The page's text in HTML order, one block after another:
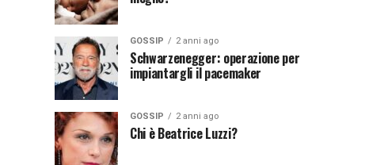
GOSSIP 2 anni ago
Schwarzenegger: operazione per
impiantargli il pacemaker
GOSSIP 2 anni ago
Chi è Beatrice Luzzi?